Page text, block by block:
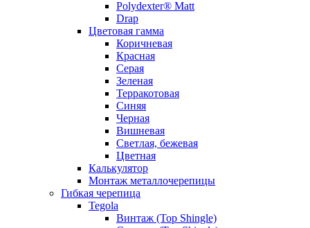
Polydexter® Matt
Drap
Цветовая гамма
Коричневая
Красная
Серая
Зеленая
Терракотовая
Синяя
Черная
Вишневая
Светлая, бежевая
Цветная
Калькулятор
Монтаж металлочерепицы
Гибкая черепица
Tegola
Винтаж (Top Shingle)